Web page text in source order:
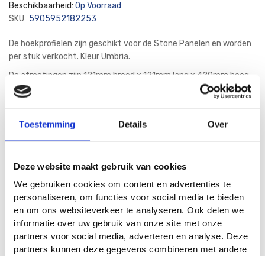
Toestemming Details Over
Deze website maakt gebruik van cookies
We gebruiken cookies om content en advertenties te
personaliseren, om functies voor social media te bieden
en om ons websiteverkeer te analyseren. Ook delen we
informatie over uw gebruik van onze site met onze
partners voor social media, adverteren en analyse. Deze
partners kunnen deze gegevens combineren met andere
de
afbeeldingen-
gallerij
Beschikbaarheid: Op Voorraad
SKU 5905952182253
De hoekprofielen zijn geschikt voor de Stone Panelen en worden
per stuk verkocht. Kleur Umbria.
De afmetingen zijn 121mm breed x 121mm lang x 420mm hoog.
Verkrijgbaar in de kleuren: Calabria, Lazio, Liguria, Toscana, Umbria
In Winkelwagen